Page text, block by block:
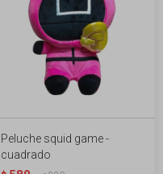
Peluche squid game -
cuadrado